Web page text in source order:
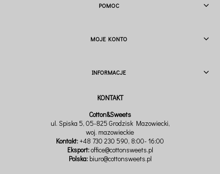
POMOC
MOJE KONTO
INFORMACJE
Cotton&Sweets
ul. Spiska 5, 05-825 Grodzisk Mazowiecki,
woj. mazowieckie
Kontakt:+48 730 230 590, 8:00- 16:00
Eksport:office@cottonsweets.pl
Polska: biuro@cottonsweets.pl